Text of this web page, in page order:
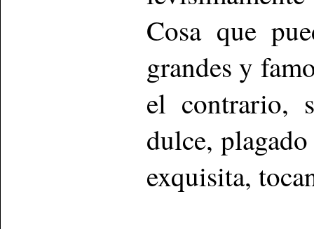
Cosa que
grandes y
el contrario,
dulce,
exquisita,